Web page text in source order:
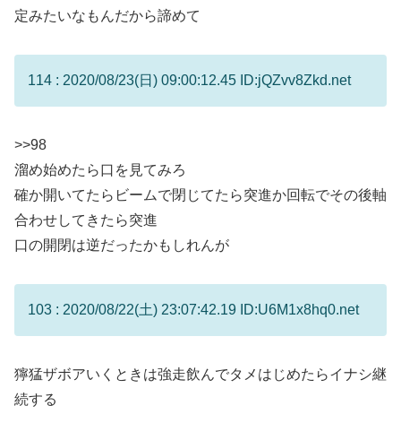
定みたいなもんだから諦めて
114 : 2020/08/23(日) 09:00:12.45 ID:jQZvv8Zkd.net
>>98
溜め始めたら口を見てみろ
確か開いてたらビームで閉じてたら突進か回転でその後軸
合わせしてきたら突進
口の開閉は逆だったかもしれんが
103 : 2020/08/22(土) 23:07:42.19 ID:U6M1x8hq0.net
獰猛ザボアいくときは強走飲んでタメはじめたらイナシ継
続する